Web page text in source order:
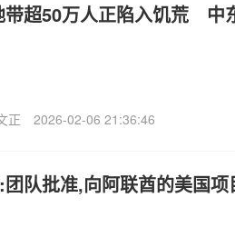
带超50万人正陷入饥荒 中
正 2026-02-06 21:36:46
队批准,向阿联酋的美国